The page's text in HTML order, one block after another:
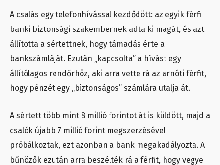
A csalás egy telefonhívással kezdődött: az egyik férfi
banki biztonsági szakembernek adta ki magát, és azt
állította a sértettnek, hogy támadás érte a
bankszámláját. Ezután „kapcsolta” a hívást egy
állítólagos rendőrhöz, aki arra vette rá az arnóti férfit,
hogy pénzét egy „biztonságos” számlára utalja át.
A sértett több mint 8 millió forintot át is küldött, majd a
csalók újabb 7 millió forint megszerzésével
próbálkoztak, ezt azonban a bank megakadályozta. A
bűnözők ezután arra beszélték rá a férfit, hogy vegye